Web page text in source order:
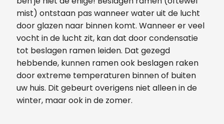
mist) ontstaan pas wanneer water uit de lucht
door glazen naar binnen komt. Wanneer er veel
vocht in de lucht zit, kan dat door condensatie
tot beslagen ramen leiden. Dat gezegd
hebbende, kunnen ramen ook beslagen raken
door extreme temperaturen binnen of buiten
uw huis. Dit gebeurt overigens niet alleen in de
winter, maar ook in de zomer.